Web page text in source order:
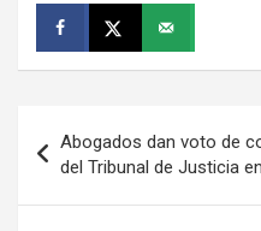
de
entradas
Abogados dan voto de
del Tribunal de Justicia